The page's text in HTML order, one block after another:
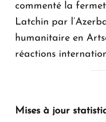
commenté la
Latchin par
humanitaire en
réactions
Mises à jour